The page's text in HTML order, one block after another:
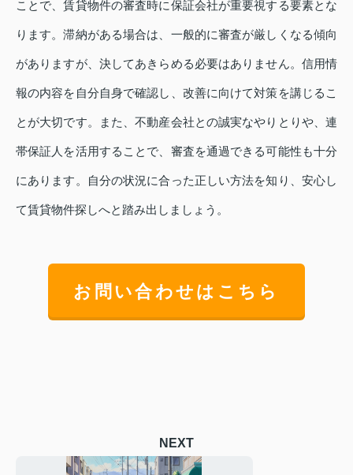
ことで、賃貸物件の審査時に保証会社が重要視する要素とな
ります。滞納がある場合は、一般的に審査が厳しくなる傾向
がありますが、決してあきらめる必要はありません。信用情
報の内容を自分自身で確認し、改善に向けて対策を講じるこ
とが大切です。また、不動産会社との誠実なやりとりや、連
帯保証人を活用することで、審査を通過できる可能性も十分
にあります。自分の状況に合った正しい方法を知り、安心し
て賃貸物件探しへと踏み出しましょう。
お問い合わせはこちら
NEXT